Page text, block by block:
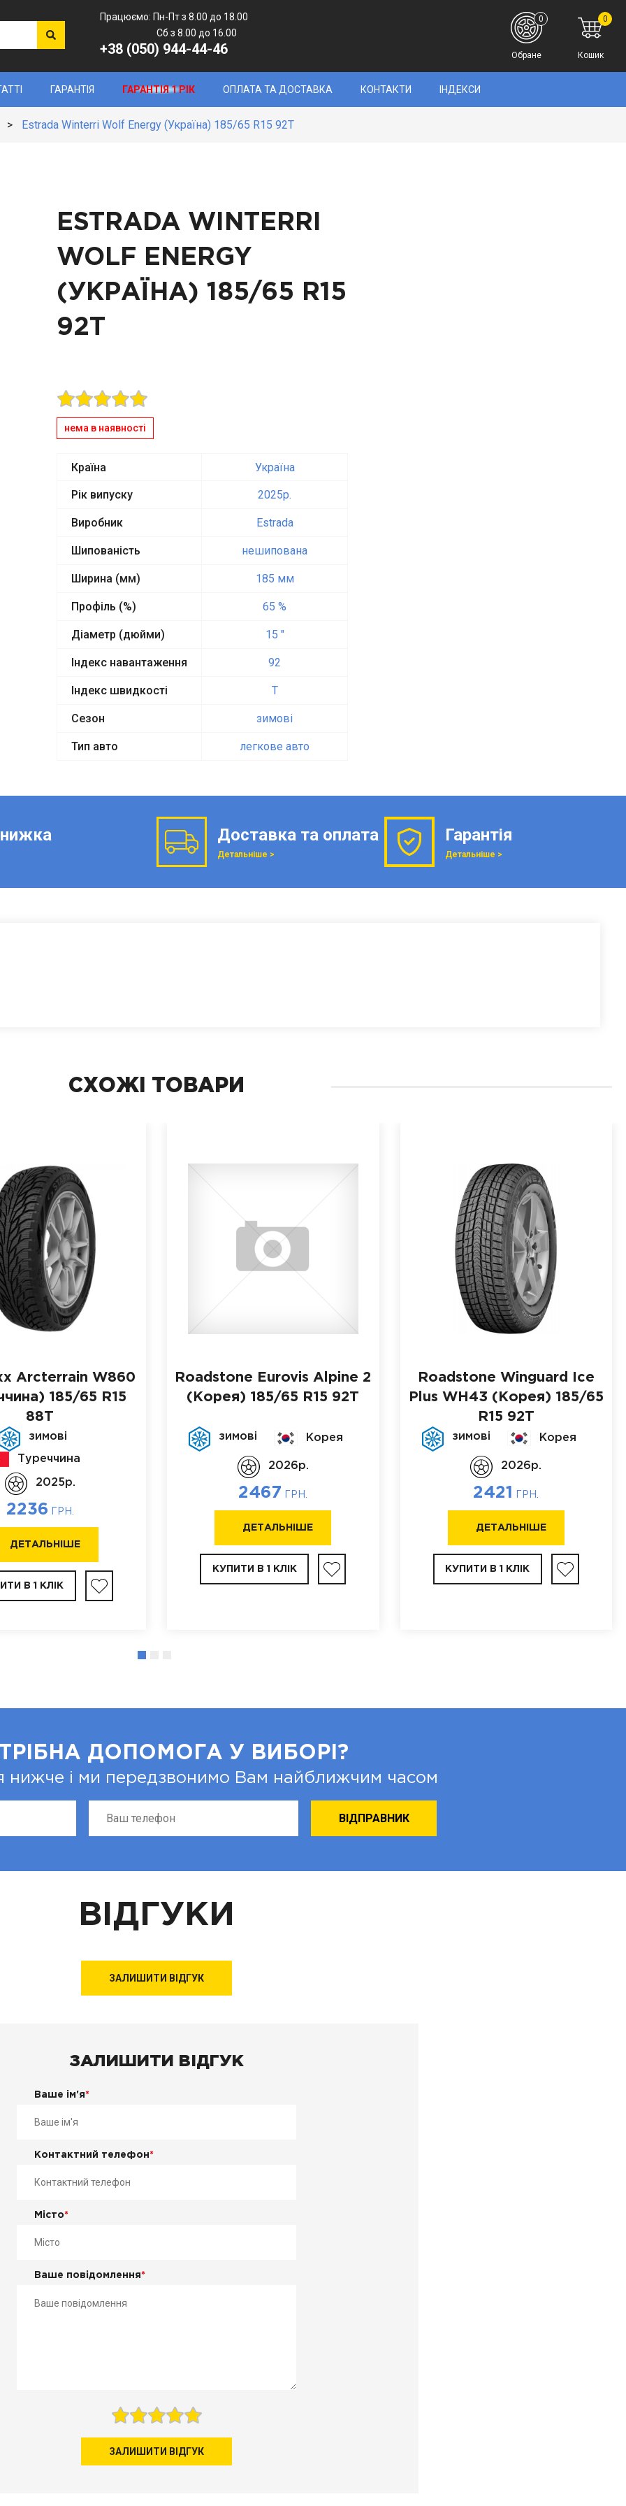
Працюємо: Пн-Пт з 8.00 до 18.00
Сб з 8.00 до 16.00
+38 (050) 944-44-46
0
Кошик
0
Обране
ГАРАНТІЯ ГАРАНТІЯ 1 РІК ОПЛАТА ТА ДОСТАВКА КОНТАКТИ ІНДЕКСИ
> Estrada Winterri Wolf Energy (Україна) 185/65 R15 92T
ESTRADA WINTERRI
WOLF ENERGY
(УКРАЇНА) 185/65 R15
92T
нема в наявності
Країна Україна
Рік випуску 2025p.
Виробник Estrada
Шипованість нешипована
Ширина (мм) 185 мм
Профіль (%) 65 %
Діаметр (дюйми) 15 "
Індекс навантаження 92
Індекс швидкості T
Сезон зимові
Тип авто легкове авто
Доставка та оплата
Детальніше >
Гарантія
Детальніше >
СХОЖІ ТОВАРИ
Arcterrain W860
185/65 R15
88T
зимові
Туреччина
2025p.
2236 ГРН.
ДЕТАЛЬНІШЕ
В 1 КЛІК
Roadstone Eurovis Alpine 2
(Корея) 185/65 R15 92T
зимові Корея
2026p.
2467 ГРН.
ДЕТАЛЬНІШЕ
КУПИТИ В 1 КЛІК
Roadstone Winguard Ice
Plus WH43 (Корея) 185/65
R15 92T
зимові Корея
2026p.
2421 ГРН.
ДЕТАЛЬНІШЕ
КУПИТИ В 1 КЛІК
ДОПОМОГА У ВИБОРІ?
нижче і ми передзвонимо Вам найближчим часом
ВІДГУКИ
ЗАЛИШИТИ ВІДГУК
ЗАЛИШИТИ ВІДГУК
Ваше ім'я*
Контактний телефон*
Місто*
Ваше повідомлення*
ЗАЛИШИТИ ВІДГУК